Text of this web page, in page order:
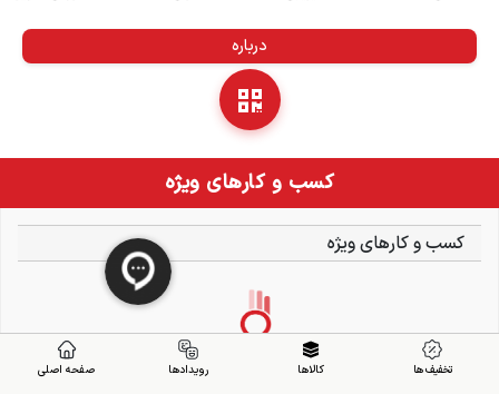
درباره
کسب و کارهای ویژه
کسب و کارهای ویژه
تخفیف ها کالاها رویدادها صفحه اصلی